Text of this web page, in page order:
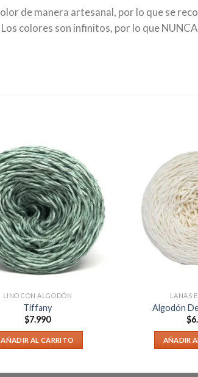
de manera artesanal, por lo que se
colores son infinitos, por lo que
LINO CON ALGODÓN
Tiffany
$7.990
AÑADIR AL CARRITO
LANAS
Algodón
$
AÑADIR